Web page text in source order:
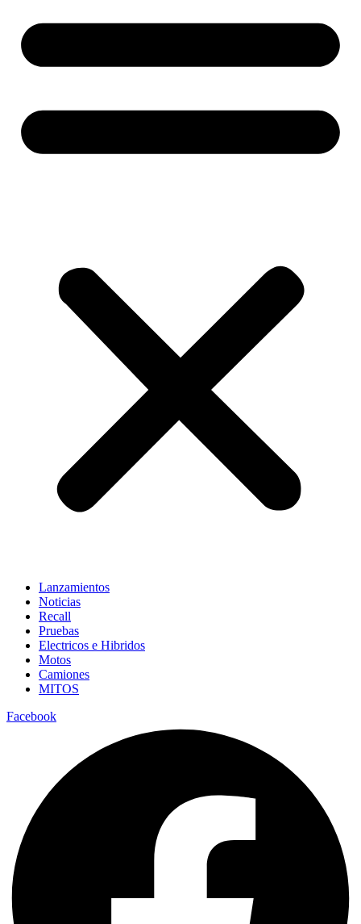
Lanzamientos
Noticias
Recall
Pruebas
Electricos e Hibridos
Motos
Camiones
MITOS
Facebook